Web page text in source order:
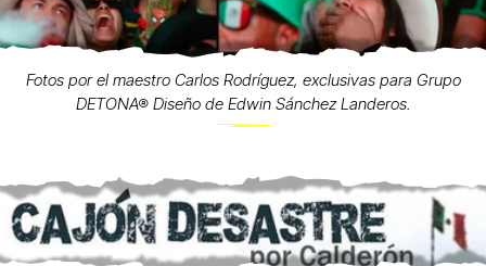
Fotos por el maestro Carlos Rodríguez, exclusivas para Grupo
DETONA® Diseño de Edwin Sánchez Landeros.